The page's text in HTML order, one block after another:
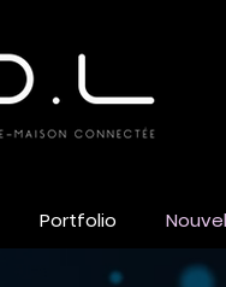
Portfolio